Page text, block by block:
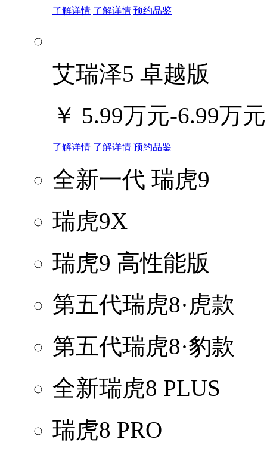
了解详情 了解详情 预约品鉴
艾瑞泽5 卓越版
￥ 5.99万元-6.99万元
了解详情 了解详情 预约品鉴
全新一代 瑞虎9
瑞虎9X
瑞虎9 高性能版
第五代瑞虎8·虎款
第五代瑞虎8·豹款
全新瑞虎8 PLUS
瑞虎8 PRO